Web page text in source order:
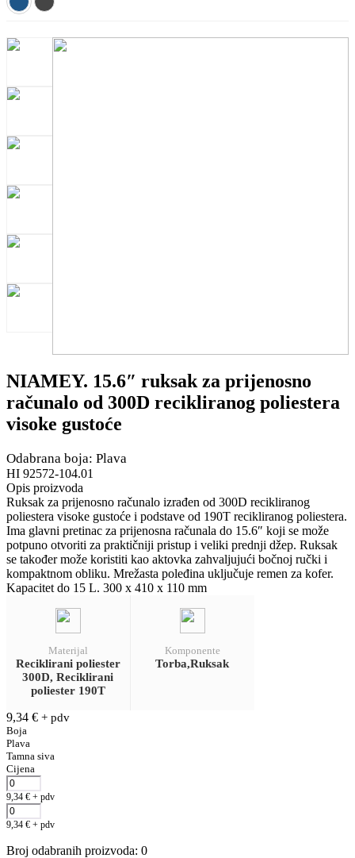
NIAMEY. 15.6″ ruksak za prijenosno
računalo od 300D recikliranog poliestera
visoke gustoće
Odabrana boja: Plava
HI 92572-104.01
Opis proizvoda
Ruksak za prijenosno računalo izrađen od 300D recikliranog
poliestera visoke gustoće i podstave od 190T recikliranog poliestera.
Ima glavni pretinac za prijenosna računala do 15.6″ koji se može
potpuno otvoriti za praktičniji pristup i veliki prednji džep. Ruksak
se također može koristiti kao aktovka zahvaljujući bočnoj ručki i
kompaktnom obliku. Mrežasta poleđina uključuje remen za kofer.
Kapacitet do 15 L. 300 x 410 x 110 mm
Materijal
Reciklirani poliester
300D, Reciklirani
poliester 190T
Komponente
Torba,Ruksak
9,34 € + pdv
Boja
Plava
Tamna siva
Cijena
9,34 € + pdv
9,34 € + pdv
Broj odabranih proizvoda: 0